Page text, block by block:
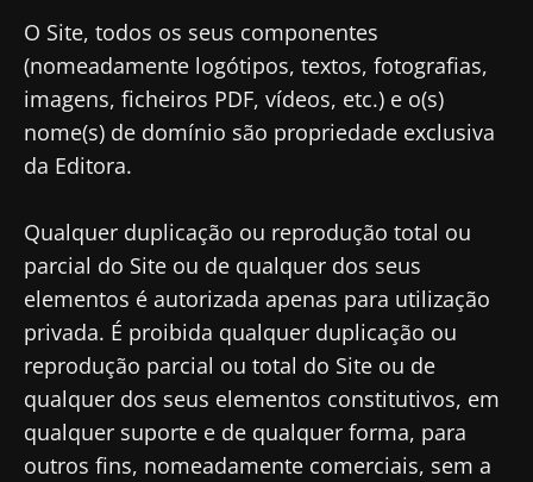
O Site, todos os seus componentes
(nomeadamente logótipos, textos, fotografias,
imagens, ficheiros PDF, vídeos, etc.) e o(s)
nome(s) de domínio são propriedade exclusiva
da Editora.
Qualquer duplicação ou reprodução total ou
parcial do Site ou de qualquer dos seus
elementos é autorizada apenas para utilização
privada. É proibida qualquer duplicação ou
reprodução parcial ou total do Site ou de
qualquer dos seus elementos constitutivos, em
qualquer suporte e de qualquer forma, para
outros fins, nomeadamente comerciais, sem a
Redirecionamento
Você está prestes a ser redirecionado e
Ser redirecionado
Ficar no site do Biocodex Microbiota Institute
saúde e investigadores da Microbiota e
receba o "Microbiota Digest" e o "HCP
Magazine" para se manter atualizado com as
últimas notícias sobre a microbiota.
Gostaria de me inscrever para receber mais
informações sobre a Biocodex
Eu li e aceito ascondições gerais de utilização
política de privacidade
do Biocodex
Microbiota Institute.
Gostaria de me inscrever para receber mais
informações sobre a Biocodex
Eu li e aceito as
condições gerais de utilização
e apolítica de privacidadedo Biocodex
Microbiota Institute.
* Campo obrigatório
BMI 20-35
Descubra